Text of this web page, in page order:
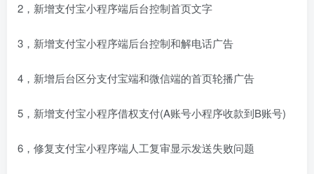
2，新增支付宝小程序端后台控制首页文字
3，新增支付宝小程序端后台控制和解电话广告
4，新增后台区分支付宝端和微信端的首页轮播广告
5，新增支付宝小程序借权支付(A账号小程序收款到B账号)
6，修复支付宝小程序端人工复审显示发送失败问题